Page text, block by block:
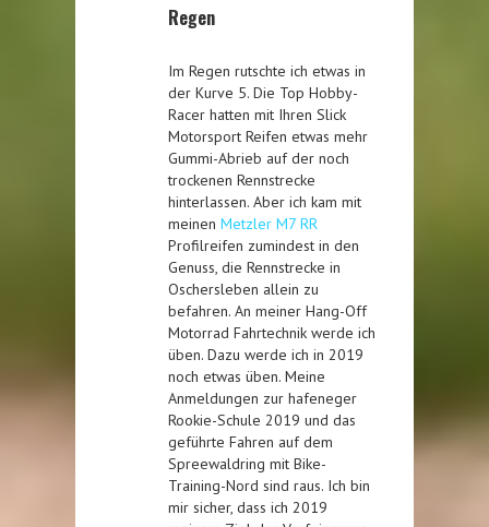
Regen
Im Regen rutschte ich etwas in
der Kurve 5. Die Top Hobby-
Racer hatten mit Ihren Slick
Motorsport Reifen etwas mehr
Gummi-Abrieb auf der noch
trockenen Rennstrecke
hinterlassen. Aber ich kam mit
meinen Metzler M7 RR
Profilreifen zumindest in den
Genuss, die Rennstrecke in
Oschersleben allein zu
befahren. An meiner Hang-Off
Motorrad Fahrtechnik werde ich
üben. Dazu werde ich in 2019
noch etwas üben. Meine
Anmeldungen zur hafeneger
Rookie-Schule 2019 und das
geführte Fahren auf dem
Spreewaldring mit Bike-
Training-Nord sind raus. Ich bin
mir sicher, dass ich 2019